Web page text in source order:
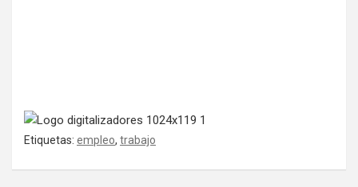
Etiquetas: empleo, trabajo